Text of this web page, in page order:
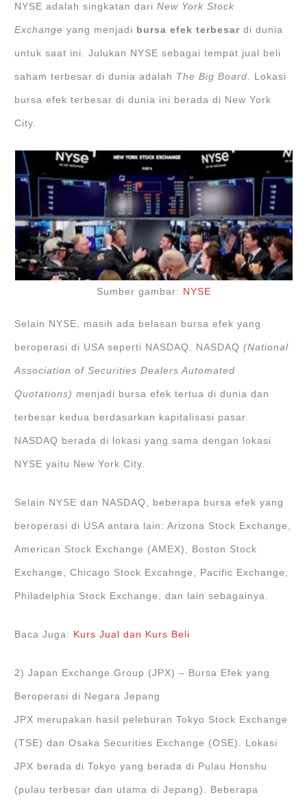
NYSE adalah singkatan dariNew York Stock
Exchange yang menjadi bursa efek terbesar di dunia
untuk saat ini. Julukan NYSE sebagai tempat jual beli
saham terbesar di dunia adalah The Big Board . Lokasi
bursa efek terbesar di dunia ini berada di New York
City.
Sumber gambar: NYSE
Selain NYSE, masih ada belasan bursa efek yang
beroperasi di USA seperti NASDAQ. NASDAQ(National
Association of Securities Dealers Automated
Quotations) menjadi bursa efek tertua di dunia dan
terbesar kedua berdasarkan kapitalisasi pasar.
NASDAQ berada di lokasi yang sama dengan lokasi
NYSE yaitu New York City.
Selain NYSE dan NASDAQ, beberapa bursa efek yang
beroperasi di USA antara lain: Arizona Stock Exchange,
American Stock Exchange (AMEX), Boston Stock
Exchange, Chicago Stock Excahnge, Pacific Exchange,
Philadelphia Stock Exchange, dan lain sebagainya.
Baca Juga: Kurs Jual dan Kurs Beli
2) Japan Exchange Group (JPX) – Bursa Efek yang
Beroperasi di Negara Jepang
JPX merupakan hasil peleburan Tokyo Stock Exchange
(TSE) dan Osaka Securities Exchange (OSE). Lokasi
JPX berada di Tokyo yang berada di Pulau Honshu
(pulau terbesar dan utama di Jepang). Beberapa